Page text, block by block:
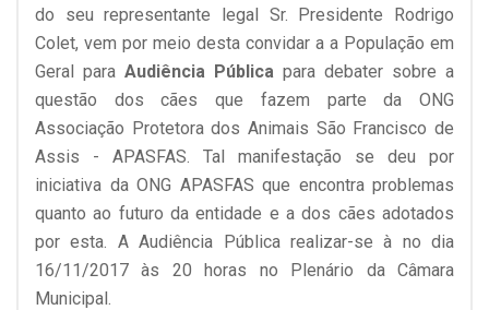
do seu representante legal Sr. Presidente Rodrigo
Colet, vem por meio desta convidar a a População em
Geral para Audiência Pública para debater sobre a
questão dos cães que fazem parte da ONG
Associação Protetora dos Animais São Francisco de
Assis - APASFAS. Tal manifestação se deu por
iniciativa da ONG APASFAS que encontra problemas
quanto ao futuro da entidade e a dos cães adotados
por esta. A Audiência Pública realizar-se à no dia
16/11/2017 às 20 horas no Plenário da Câmara
Municipal.